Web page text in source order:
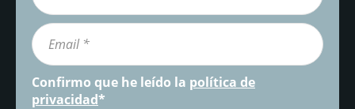
Confirmo que he leído la política de
privacidad*